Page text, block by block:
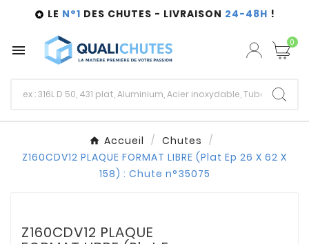
 LE N°1 DES CHUTES - LIVRAISON 24-48H !
 0
Accueil
Chutes
Z160CDV12 PLAQUE FORMAT LIBRE (Plat Ep 26 X 62 X
158) : Chute n°35075
Z160CDV12 PLAQUE